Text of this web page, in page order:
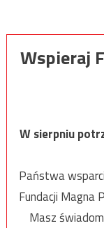
Wspieraj
W sierpniu
Państwa
Fundacji Magna
Masz